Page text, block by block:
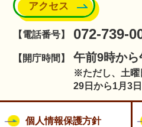
アクセス
【電話番号】 072-739-
【開庁時間】 午前9時か
※ただし、土曜
29日から1月3
個人情報保護方針